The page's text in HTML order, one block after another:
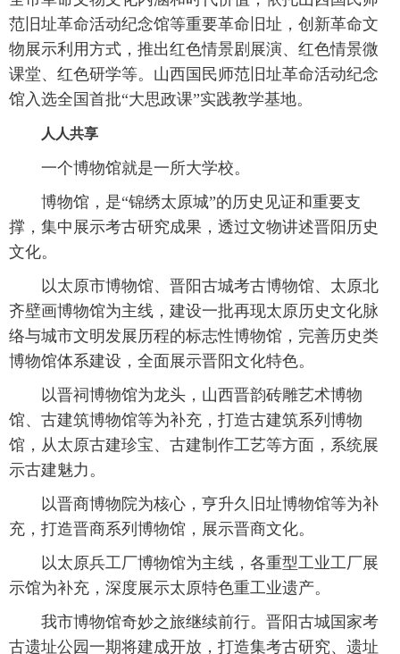
范旧址革命活动纪念馆等重要革命旧址，创新革命文
物展示利用方式，推出红色情景剧展演、红色情景微
课堂、红色研学等。山西国民师范旧址革命活动纪念
馆入选全国首批“大思政课”实践教学基地。
人人共享
一个博物馆就是一所大学校。
博物馆，是“锦绣太原城”的历史见证和重要支
撑，集中展示考古研究成果，透过文物讲述晋阳历史
文化。
以太原市博物馆、晋阳古城考古博物馆、太原北
齐壁画博物馆为主线，建设一批再现太原历史文化脉
络与城市文明发展历程的标志性博物馆，完善历史类
博物馆体系建设，全面展示晋阳文化特色。
以晋祠博物馆为龙头，山西晋韵砖雕艺术博物
馆、古建筑博物馆等为补充，打造古建筑系列博物
馆，从太原古建珍宝、古建制作工艺等方面，系统展
示古建魅力。
以晋商博物院为核心，亨升久旧址博物馆等为补
充，打造晋商系列博物馆，展示晋商文化。
以太原兵工厂博物馆为主线，各重型工业工厂展
示馆为补充，深度展示太原特色重工业遗产。
我市博物馆奇妙之旅继续前行。晋阳古城国家考
古遗址公园一期将建成开放，打造集考古研究、遗址